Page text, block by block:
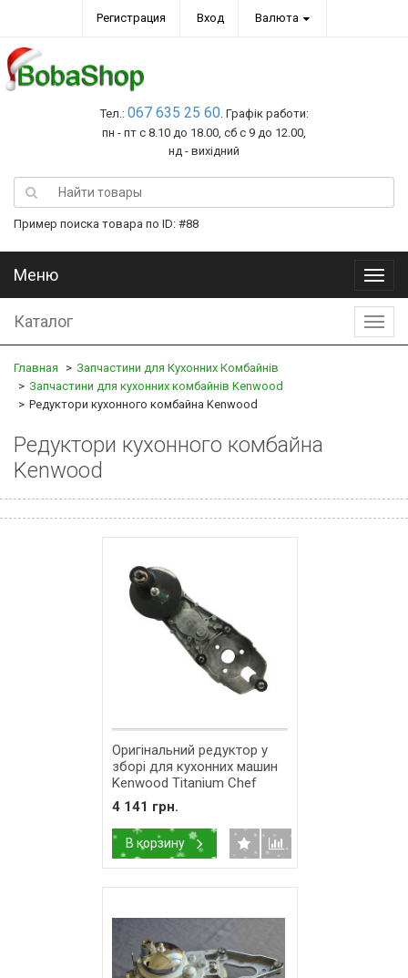
Регистрация Вход Валюта
Тел.: 067 635 25 60. Графік работи:
пн - пт с 8.10 до 18.00, сб с 9 до 12.00,
нд - вихідний
Пример поиска товара по ID: #88
Меню
Меню
Каталог
Главная
Запчастини для Кухонних Комбайнів
Запчастини для кухонних комбайнів Kenwood
Редуктори кухонного комбайна Kenwood
Редуктори кухонного комбайна
Kenwood
Оригінальний редуктор у
зборі для кухонних машин
Kenwood Titanium Chef
AS00004380 / AS00002917
4 141 грн.
В корзину